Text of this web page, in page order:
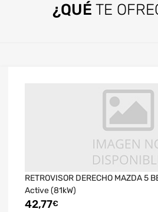
¿QUÉ TE
RETROVISOR DERECHO MAZDA 5
Active (81kW)
42,77€